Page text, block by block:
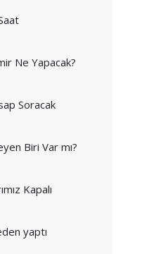
Ne Yapacak?
Soracak
Biri Var mı?
Kapalı
yaptı